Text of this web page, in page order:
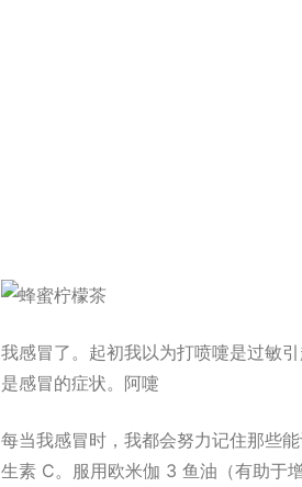
我感冒了。起初我以为打喷嚏是过敏
是感冒的症状。阿嚏
每当我感冒时，我都会努力记住那些
生素 C。服用欧米伽 3 鱼油（有助于